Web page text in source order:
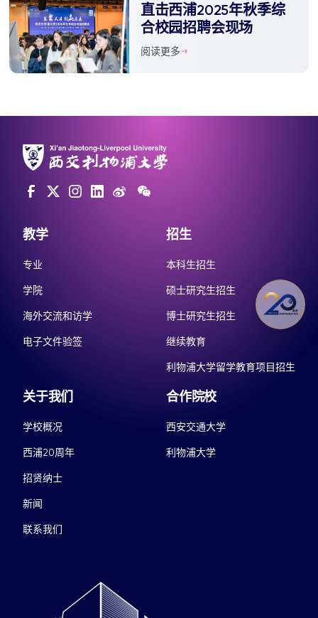
直击西浦2025年秋季综
合校园招聘会现场
阅读更多
教学
专业
学院
海外交流和访学
电子文件验签
招生
本科生招生
硕士研究生招生
博士研究生招生
继续教育
利物浦大学留学教育项目招生
关于我们
学校概况
西浦20周年
招贤纳士
新闻
联系我们
合作院校
西安交通大学
利物浦大学